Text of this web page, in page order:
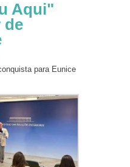
Aqui"
de
para Eunice